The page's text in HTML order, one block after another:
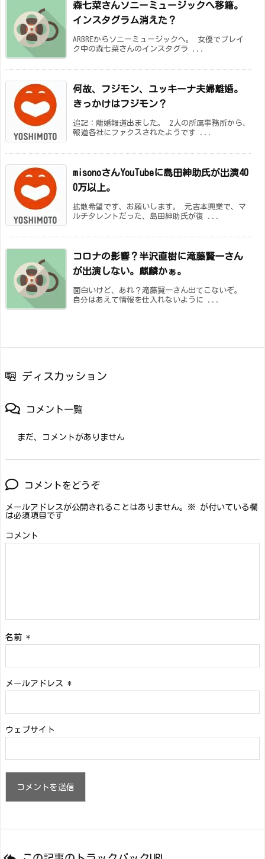
森七菜さんソニーミュージックへ移籍。
インスタグラム消えた？
ARBREからソニーミュージックへ。 女優でブレイ
ク中の森七菜さんのインスタグラ ...
何故、フジモン、ユッキーナ夫婦離婚。
きっかけはフジモン？
追記：離婚報道出ました。 2人の所属事務所から、
報道各社にファクスされたようです ...
misonoさんYouTubeに島田紳助氏が出演40
0万以上。
拡散希望です、お願いします。 元吉本興業で、マ
ルチタレントだった、島田紳助氏が復 ...
コロナの影響？半沢直樹に滝藤賢一さん
が出演しない。麒麟かぁ。
面白いけど、あれ？滝藤賢一さん出てこないぞ。
自分はあえて情報を仕入れないように ...
ディスカッション
コメント一覧
まだ、コメントがありません
コメントをどうぞ
メールアドレスが公開されることはありません。 ※ が付いている欄
は必須項目です
コメント
名前 *
メールアドレス *
ウェブサイト